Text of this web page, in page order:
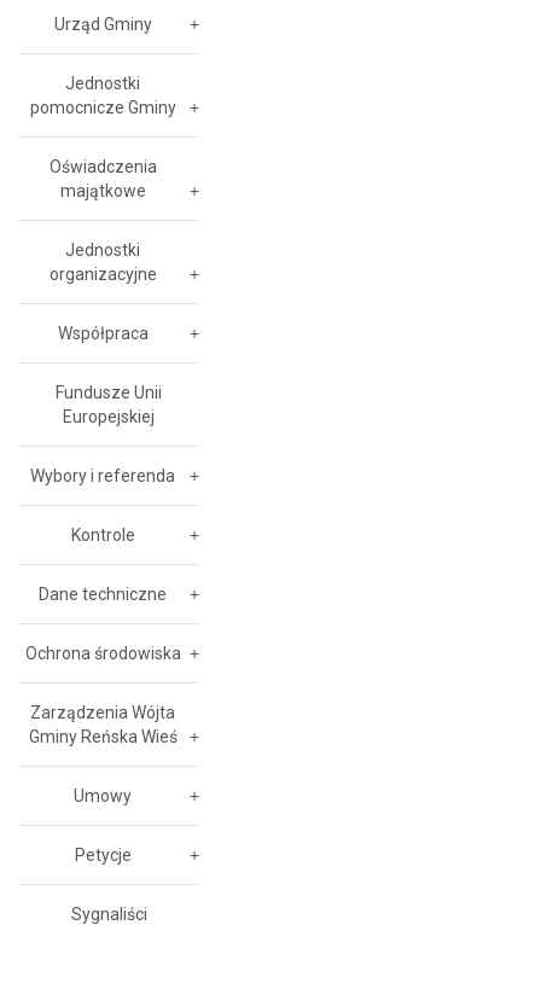
Urząd Gminy
Jednostki
pomocnicze Gminy
Oświadczenia
majątkowe
Jednostki
organizacyjne
Współpraca
Fundusze Unii
Europejskiej
Wybory i referenda
Kontrole
Dane techniczne
Ochrona środowiska
Zarządzenia Wójta
Gminy Reńska Wieś
Umowy
Petycje
Sygnaliści